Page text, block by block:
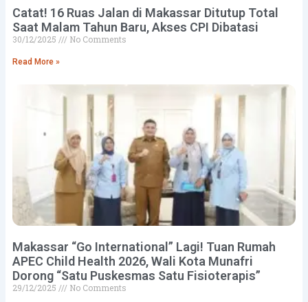
Catat! 16 Ruas Jalan di Makassar Ditutup Total
Saat Malam Tahun Baru, Akses CPI Dibatasi
30/12/2025 No Comments
Read More »
Makassar “Go International” Lagi! Tuan Rumah
APEC Child Health 2026, Wali Kota Munafri
Dorong “Satu Puskesmas Satu Fisioterapis”
29/12/2025 No Comments